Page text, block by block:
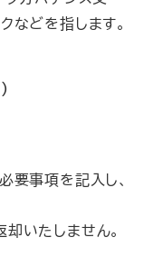
などを指します。
要事項を記入し、
いたしません。